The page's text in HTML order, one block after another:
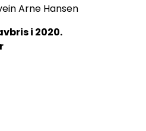
Arne Hansen
i 2020.